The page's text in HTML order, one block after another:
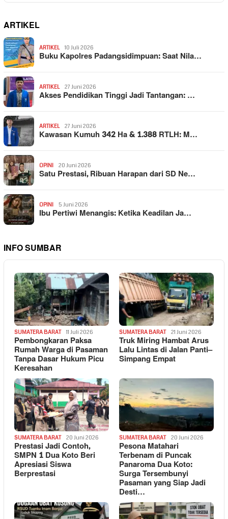
ARTIKEL
ARTIKEL 10 Juli 2026
Buku Kapolres Padangsidimpuan: Saat Nila…
ARTIKEL 27 Juni 2026
Akses Pendidikan Tinggi Jadi Tantangan: …
ARTIKEL 27 Juni 2026
Kawasan Kumuh 342 Ha & 1.388 RTLH: M…
OPINI 20 Juni 2026
Satu Prestasi, Ribuan Harapan dari SD Ne…
OPINI 5 Juni 2026
Ibu Pertiwi Menangis: Ketika Keadilan Ja…
INFO SUMBAR
SUMATERA BARAT 11 Juli 2026
Pembongkaran Paksa
Rumah Warga di Pasaman
Tanpa Dasar Hukum Picu
Keresahan
SUMATERA BARAT 21 Juni 2026
Truk Miring Hambat Arus
Lalu Lintas di Jalan Panti–
Simpang Empat
SUMATERA BARAT 20 Juni 2026
Prestasi Jadi Contoh,
SMPN 1 Dua Koto Beri
Apresiasi Siswa
Berprestasi
SUMATERA BARAT 20 Juni 2026
Pesona Matahari
Terbenam di Puncak
Panaroma Dua Koto:
Surga Tersembunyi
Pasaman yang Siap Jadi
Desti…